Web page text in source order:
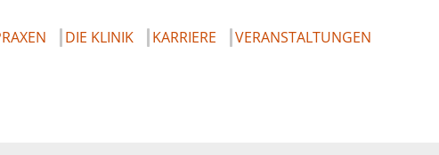
DIE KLINIK KARRIERE VERANSTALTUNGEN